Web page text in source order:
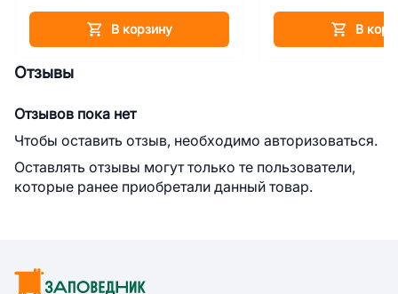
В корзину В
Отзывы
Отзывов пока нет
Чтобы оставить отзыв, необходимо авторизоваться.
Оставлять отзывы могут только те пользователи,
которые ранее приобретали данный товар.